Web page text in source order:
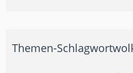
Themen-